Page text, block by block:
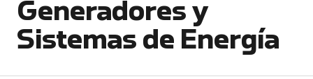
Generadores y
Sistemas de Energía